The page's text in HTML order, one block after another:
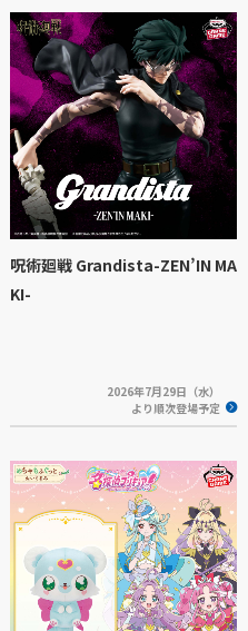
呪術廻戦 Grandista-ZEN’IN MA
KI-
2026年7月29日（水）
より順次登場予定